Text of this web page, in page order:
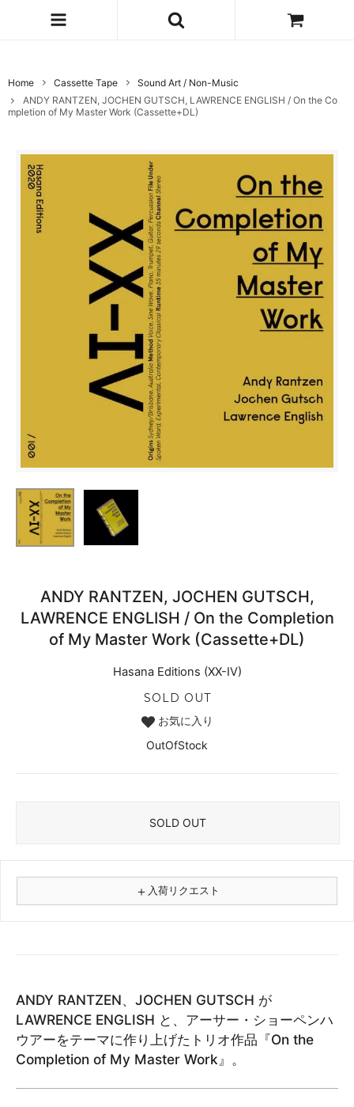
Home Cassette Tape
Sound Art / Non-Music
ANDY RANTZEN, JOCHEN GUTSCH, LAWRENCE ENGLISH / On the Co
mpletion of My Master Work (Cassette+DL)
ANDY RANTZEN, JOCHEN GUTSCH,
LAWRENCE ENGLISH / On the Completion
of My Master Work (Cassette+DL)
Hasana Editions (XX-IV)
SOLD OUT
お気に入り
OutOfStock
SOLD OUT
＋ 入荷リクエスト
フォーマット
レコード
CD
その他
ANDY RANTZEN、JOCHEN GUTSCH が
LAWRENCE ENGLISH と、アーサー・ショーペンハ
ウアーをテーマに作り上げたトリオ作品『On the
Completion of My Master Work』。